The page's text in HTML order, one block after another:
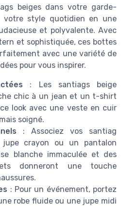
beiges dans votre garde-
votre style quotidien en une
et polyvalente. Avec
et sophistiquée, ces bottes
avec une variété de
pour vous inspirer.
: Les santiags beige
chic à un jean et un t-shirt
look avec une veste en cuir
soigné.
: Associez vos santiag
crayon ou un pantalon
blanche immaculée et des
donneront une touche
: Pour un événement, portez
robe fluide ou une jupe midi